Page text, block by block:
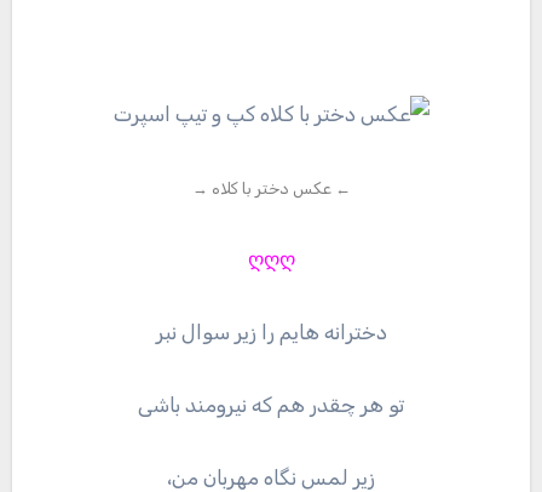
← عکس دختر با کلاه →
ღღღ
دخترانه هایم را زیر سوال نبر
تو هر چقدر هم که نیرومند باشی
زیر لمس نگاه مهربان من،